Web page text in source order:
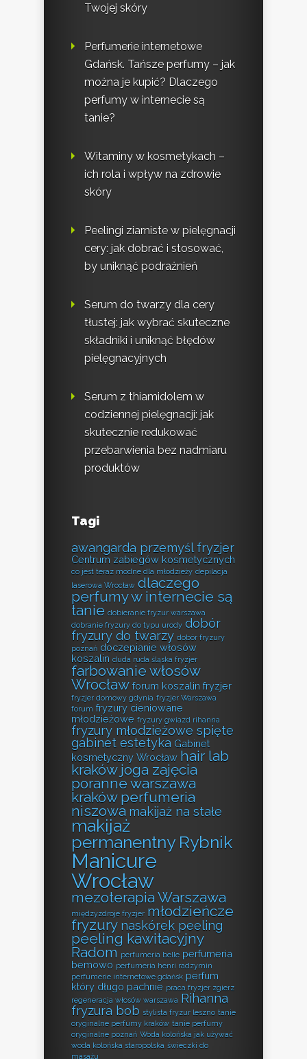
Twojej skóry
Perfumerie internetowe
Gdańsk. Tańsze perfumy – jak
można je kupić? Dlaczego
perfumy w internecie są
tanie?
Witaminy w kosmetykach –
ich rola i wpływ na zdrowie
skóry
Peelingi ziarniste w pielęgnacji
cery: jak dobrać i stosować,
by uniknąć podrażnień
Serum do twarzy dla cery
tłustej: jak wybrać skuteczne
składniki i uniknąć błędów
pielęgnacyjnych
Serum z thiamidolem w
codziennej pielęgnacji: jak
skutecznie redukować
przebarwienia bez nadmiaru
produktów
Tagi
awangarda przemyśl fryzjer
Centrum zabiegów kosmetycznych
co jest teraz modne dla młodzieży depilacja
laserowa Wrocław dlaczego
perfumy w internecie są
tanie dobieranie fryzur warszawa
dobranie fryzury do typu urody dobór
fryzury do twarzy dobór fryzury
poznań doczepianie włosów
koszalin duda ruda śląska fryzjer
farbowanie włosów
Wrocław forum koszalin fryzjer
fryzjer domowy gdynia fryzjer Warszawa
forum fryzury cieniowane
młodzieżowe fryzury gwiazd rihanna
fryzury młodzieżowe spięte
gabinet estetyka Gabinet
kosmetyczny Wrocław hair lab
kraków joga zajęcia
poranne warszawa
kraków perfumeria
niszowa makijaż na stałe
makijaż
permanentny Rybnik
Manicure
Wrocław
mezoterapia Warszawa
międzyzdroje fryzjer młodzieńcze
fryzury naskórek peeling
peeling kawitacyjny
Radom perfumeria belle perfumeria
bemowo perfumeria henri radzymin
perfumerie internetowe gdańsk perfum
który długo pachnie praca fryzjer zgierz
regeneracja włosów warszawa Rihanna
fryzura bob stylista fryzur leszno tanie
oryginalne perfumy kraków tanie perfumy
oryginalne poznań Woda kolońska jak używać
woda kolońska staropolska świeczki do
masażu